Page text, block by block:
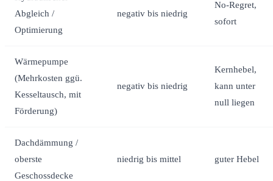
Abgleich /
Optimierung
negativ bis niedrig
No-Regret,
sofort
Wärmepumpe
(Mehrkosten ggü.
Kesseltausch, mit
Förderung)
negativ bis niedrig
Kernhebel,
kann unter
null liegen
Dachdämmung /
oberste
Geschossdecke
niedrig bis mittel guter Hebel